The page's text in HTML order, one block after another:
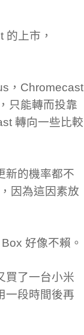
上市，
，Chromecast
只能轉而投靠
轉向一些比較
新的機率都不
因為這因素放
好像不賴。
買了一台小米
一段時間後再